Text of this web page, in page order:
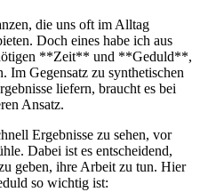
die uns oft im ​Alltag
Doch eines habe ich aus
**Zeit** und‍ **Geduld**,
Gegensatz‌ zu synthetischen
liefern, braucht‌ es ‌bei​
Ansatz.⁣
Ergebnisse zu sehen, ‌vor
Dabei ist ‌es entscheidend,‍
geben, ihre Arbeit zu tun. Hier
so wichtig ist: